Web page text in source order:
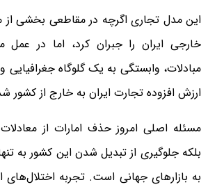
این مدل تجاری اگرچه در مقاطعی بخشی
خارجی ایران را جبران کرد، اما در
مبادلات، وابستگی به یک گلوگاه
ارزش افزوده تجارت ایران به خارج از کشور
مسئله اصلی امروز حذف امارات از
بلکه جلوگیری از تبدیل شدن این کشور به
به بازارهای جهانی است. تجربه اختلال‌های